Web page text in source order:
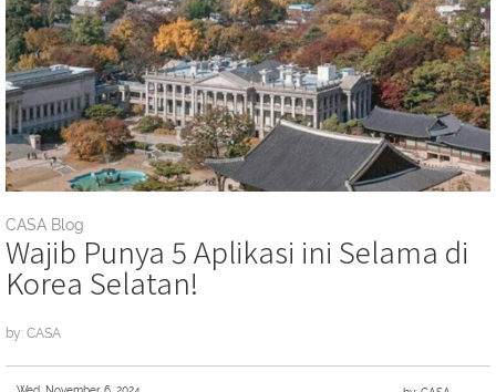
CASA Blog
Wajib Punya 5 Aplikasi ini Selama di
Korea Selatan!
by: CASA